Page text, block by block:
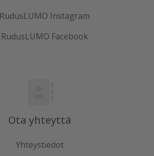
RudusLUMO Instagram
RudusLUMO Facebook
Ota yhteyttä
Yhteystiedot